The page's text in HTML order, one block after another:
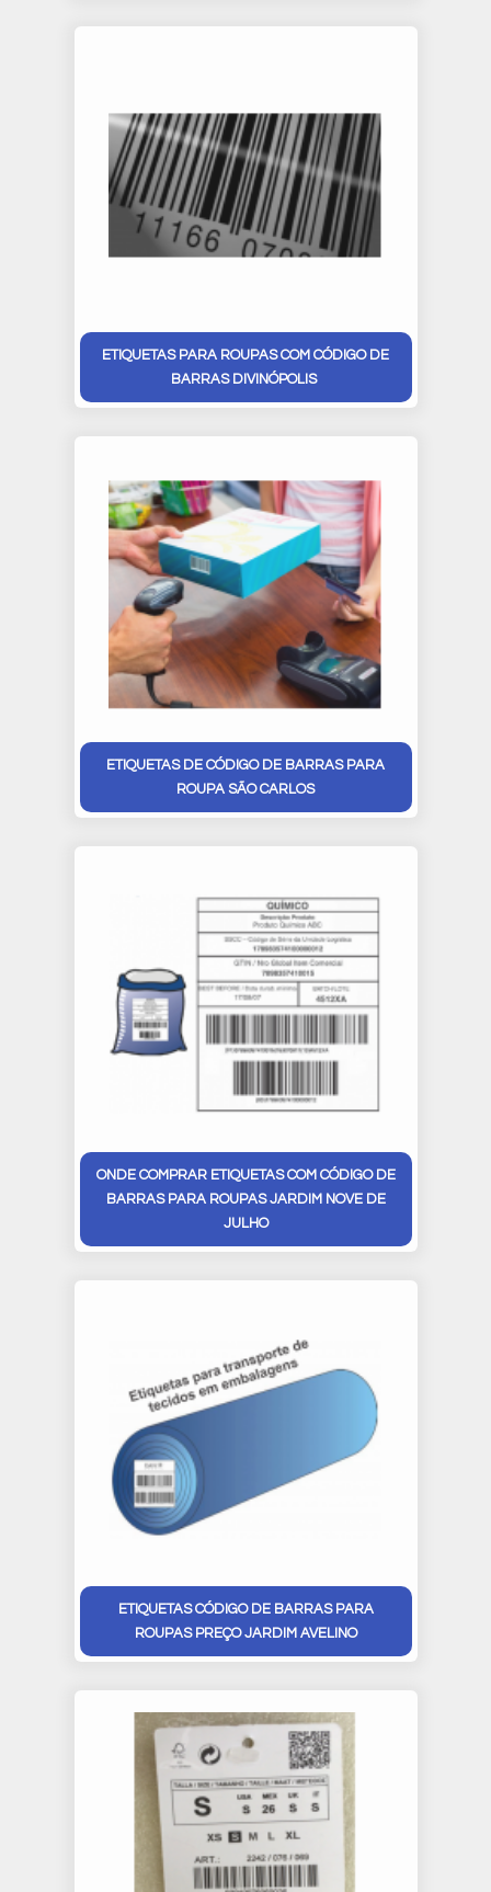
ETIQUETAS PARA ROUPAS COM CÓDIGO DE
BARRAS DIVINÓPOLIS
ETIQUETAS DE CÓDIGO DE BARRAS PARA
ROUPA SÃO CARLOS
ONDE COMPRAR ETIQUETAS COM CÓDIGO DE
BARRAS PARA ROUPAS JARDIM NOVE DE
JULHO
ETIQUETAS CÓDIGO DE BARRAS PARA
ROUPAS PREÇO JARDIM AVELINO